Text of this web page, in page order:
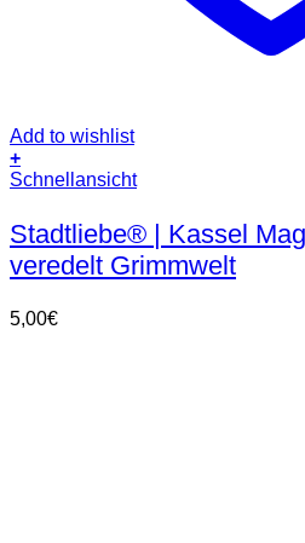
Add to wishlist
+
Schnellansicht
Stadtliebe® | Kassel
veredelt Grimmwelt
5,00€